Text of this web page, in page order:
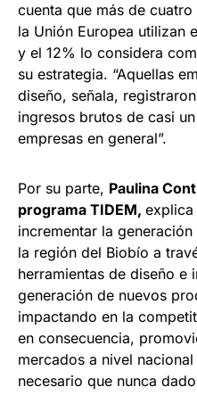
cuenta que más de
la Unión Europea utilizan
y el 12% lo considera
su estrategia. “Aquellas
diseño, señala,
ingresos brutos de casi
empresas en general”.
Por su parte, Paulina
programa TIDEM, explica
incrementar la
la región del Biobío a
herramientas de diseño e
generación de nuevos
impactando en la
en consecuencia,
mercados a nivel
necesario que nunca